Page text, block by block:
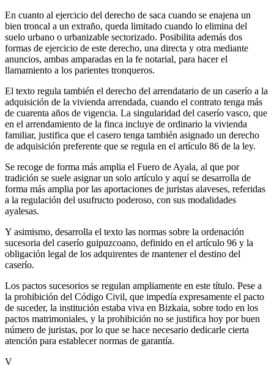
En cuanto al ejercicio del derecho de saca cuando se enajena un
bien troncal a un extraño, queda limitado cuando lo elimina del
suelo urbano o urbanizable sectorizado. Posibilita además dos
formas de ejercicio de este derecho, una directa y otra mediante
anuncios, ambas amparadas en la fe notarial, para hacer el
llamamiento a los parientes tronqueros.
El texto regula también el derecho del arrendatario de un caserío a la
adquisición de la vivienda arrendada, cuando el contrato tenga más
de cuarenta años de vigencia. La singularidad del caserío vasco, que
en el arrendamiento de la finca incluye de ordinario la vivienda
familiar, justifica que el casero tenga también asignado un derecho
de adquisición preferente que se regula en el artículo 86 de la ley.
Se recoge de forma más amplia el Fuero de Ayala, al que por
tradición se suele asignar un solo artículo y aquí se desarrolla de
forma más amplia por las aportaciones de juristas alaveses, referidas
a la regulación del usufructo poderoso, con sus modalidades
ayalesas.
Y asimismo, desarrolla el texto las normas sobre la ordenación
sucesoria del caserío guipuzcoano, definido en el artículo 96 y la
obligación legal de los adquirentes de mantener el destino del
caserío.
Los pactos sucesorios se regulan ampliamente en este título. Pese a
la prohibición del Código Civil, que impedía expresamente el pacto
de suceder, la institución estaba viva en Bizkaia, sobre todo en los
pactos matrimoniales, y la prohibición no se justifica hoy por buen
número de juristas, por lo que se hace necesario dedicarle cierta
atención para establecer normas de garantía.
V